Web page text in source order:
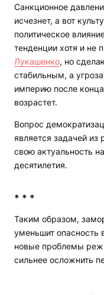
Санкционное
исчезнет, а вот
политическое
тенденции хотя и не
Лукашенко, но
стабильным, а
империю после
возрастет.
Вопрос
является задачей из
свою актуальность
десятилетия.
* * *
Таким образом,
уменьшит опасность
новые проблемы
сильнее осложнить